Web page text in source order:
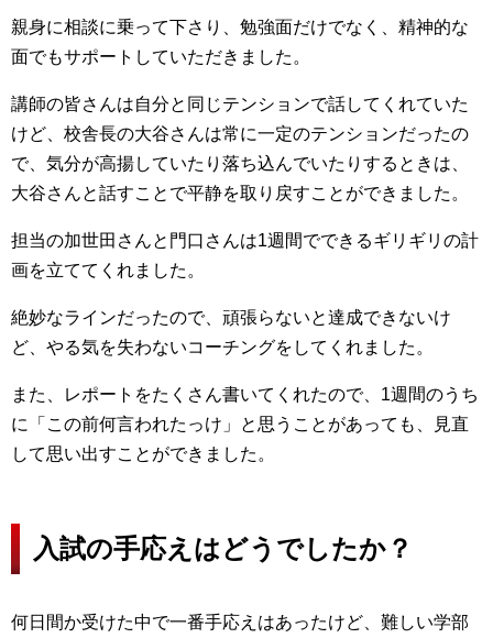
親身に相談に乗って下さり、勉強面だけでなく、精神的な
面でもサポートしていただきました。
講師の皆さんは自分と同じテンションで話してくれていた
けど、校舎長の大谷さんは常に一定のテンションだったの
で、気分が高揚していたり落ち込んでいたりするときは、
大谷さんと話すことで平静を取り戻すことができました。
担当の加世田さんと門口さんは1週間でできるギリギリの計
画を立ててくれました。
絶妙なラインだったので、頑張らないと達成できないけ
ど、やる気を失わないコーチングをしてくれました。
また、レポートをたくさん書いてくれたので、1週間のうち
に「この前何言われたっけ」と思うことがあっても、見直
して思い出すことができました。
入試の手応えはどうでしたか？
何日間か受けた中で一番手応えはあったけど、難しい学部